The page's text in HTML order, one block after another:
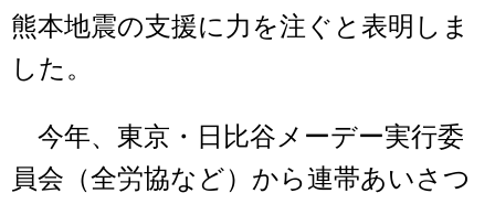
熊本地震の支援に力を注ぐと表明しま
した。
今年、東京・日比谷メーデー実行委
員会（全労協など）から連帯あいさつ